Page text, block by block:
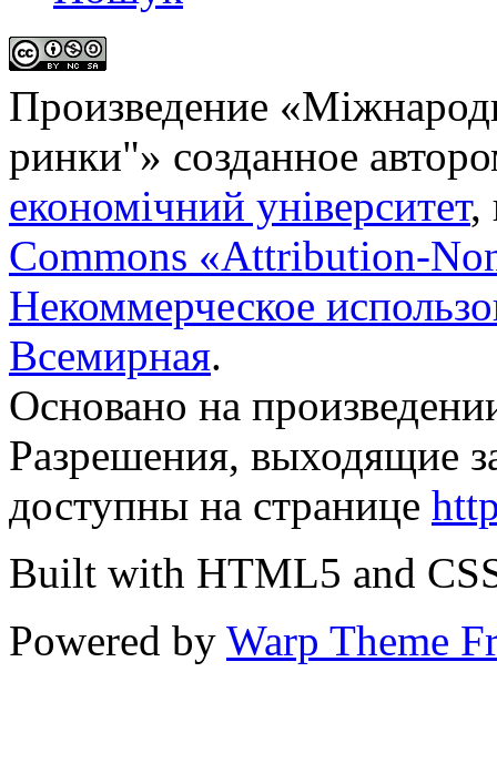
Произведение «
ринки"» созданное
економічний університет,
Commons «Attribution-
Некоммерческое
Всемирная.
Основано на
Разрешения, выходящие
доступны на странице
Built with HTML5 and
Powered by Warp Theme